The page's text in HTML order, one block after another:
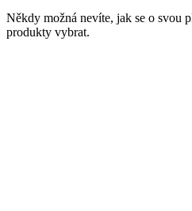
Někdy možná nevíte, jak se o svou
produkty vybrat.